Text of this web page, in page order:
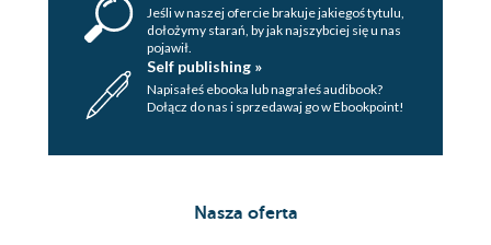
Jeśli w naszej ofercie brakuje jakiegoś tytulu,
dołożymy starań, by jak najszybciej się u nas
pojawił.
Self publishing »
Napisałeś ebooka lub nagrałeś audibook?
Dołącz do nas i sprzedawaj go w Ebookpoint!
Nasza oferta